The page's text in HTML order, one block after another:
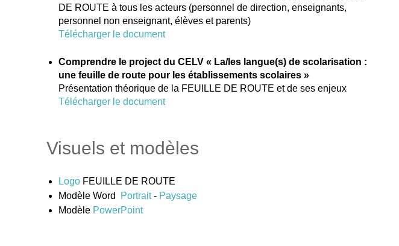
DE ROUTE à tous les acteurs (personnel de direction, enseignants,
personnel non enseignant, élèves et parents)
Télécharger le document
Comprendre le project du CELV « La/les langue(s) de scolarisation :
une feuille de route pour les établissements scolaires »
Présentation théorique de la FEUILLE DE ROUTE et de ses enjeux
Télécharger le document
Visuels et modèles
Logo FEUILLE DE ROUTE
Modèle Word
Portrait- Paysage
Modèle PowerPoint